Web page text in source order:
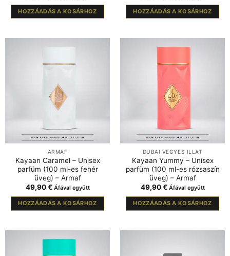
HOZZÁADÁS A KOSÁRHOZ HOZZÁADÁS A KOSÁRHOZ
ARMAF
Kayaan Caramel – Unisex
parfüm (100 ml-es fehér
üveg) – Armaf
49,90€ Áfával együtt
HOZZÁADÁS A KOSÁRHOZ
DUBAI VEGYES ILLAT
Kayaan Yummy – Unisex
parfüm (100 ml-es rózsaszín
üveg) – Armaf
49,90€ Áfával együtt
HOZZÁADÁS A KOSÁRHOZ